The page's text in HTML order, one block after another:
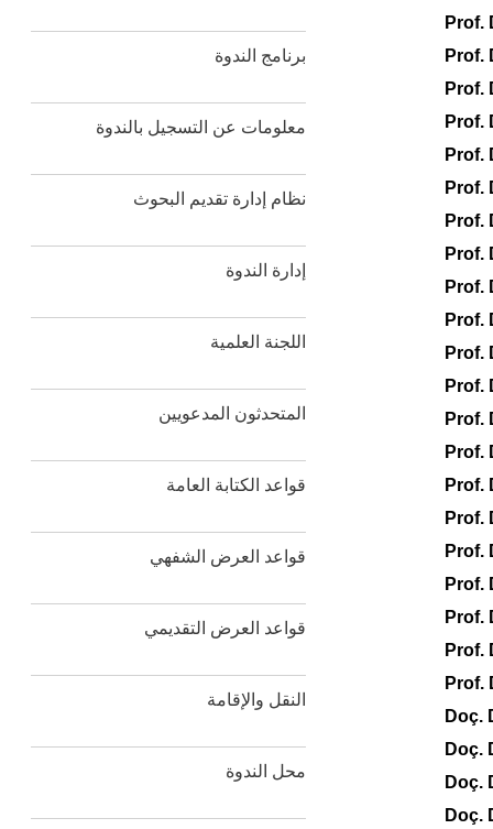
برنامج الندوة
معلومات عن التسجيل بالندوة
نظام إدارة تقديم البحوث
إدارة الندوة
اللجنة العلمية
المتحدثون المدعويين
قواعد الكتابة العامة
قواعد العرض الشفهي
قواعد العرض التقديمي
النقل والإقامة
محل الندوة
Prof.
Prof.
Prof.
Prof.
Prof.
Prof.
Prof.
Prof.
Prof.
Prof.
Prof.
Prof.
Prof.
Prof.
Prof.
Prof.
Prof.
Prof.
Prof.
Prof.
Prof.
Doç.
Doç.
Doç.
Doç.